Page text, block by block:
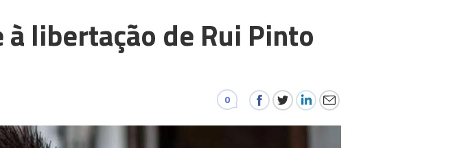
libertação de Rui Pinto
0